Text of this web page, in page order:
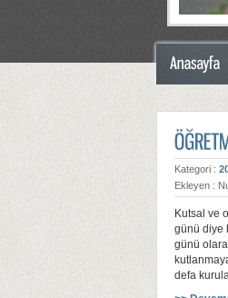
Kategori :
Ekleyen :
Kutsal ve
günü diye
günü
defa